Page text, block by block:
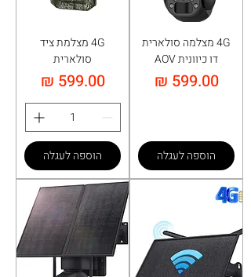
4G מצלמה סולארית
דו כיוונית AOV
מחיר‏599.00 ‏₪
הוספה לעגלה
4G מצלמת ציד
סולארית
מחיר‏599.00 ‏₪
הוספה לעגלה